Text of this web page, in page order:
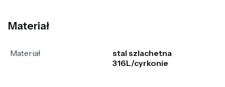
Materiał
Materiał
stal szlachetna
316L/cyrkonie